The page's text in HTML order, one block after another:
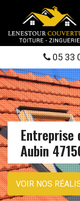
05 33
Entreprise
Aubin
VOIR NOS